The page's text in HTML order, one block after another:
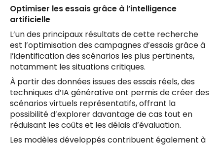
Optimiser les essais grâce à l’intelligence
artificielle
L’un des principaux résultats de cette recherche
est l’optimisation des campagnes d’essais grâce à
l’identification des scénarios les plus pertinents,
notamment les situations critiques.
À partir des données issues des essais réels, des
techniques d’IA générative ont permis de créer des
scénarios virtuels représentatifs, offrant la
possibilité d’explorer davantage de cas tout en
réduisant les coûts et les délais d’évaluation.
Les modèles développés contribuent également à